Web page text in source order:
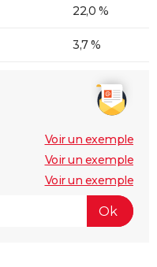
22,0 %
3,7 %
Voir un exemple
Voir un exemple
Voir un exemple